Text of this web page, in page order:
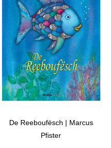
De Reeboufësch | Marcus
Pfister